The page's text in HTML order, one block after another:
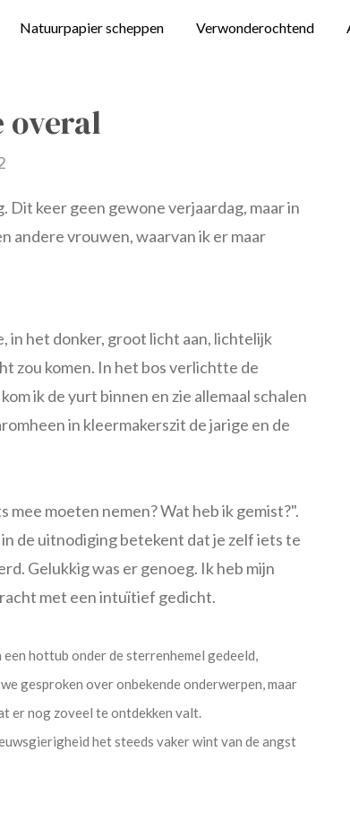
Natuurpapier scheppen Verwonderochtend
overal
keer geen gewone verjaardag, maar in
andere vrouwen, waarvan ik er maar
in het donker, groot licht aan, lichtelijk
zou komen. In het bos verlichtte de
ik de yurt binnen en zie allemaal schalen
in kleermakerszit de jarige en de
mee moeten nemen? Wat heb ik gemist?".
de uitnodiging betekent dat je zelf iets te
Gelukkig was er genoeg. Ik heb mijn
met een intuïtief gedicht.
hottub onder de sterrenhemel gedeeld,
gesproken over onbekende onderwerpen, maar
er nog zoveel te ontdekken valt.
het steeds vaker wint van de angst